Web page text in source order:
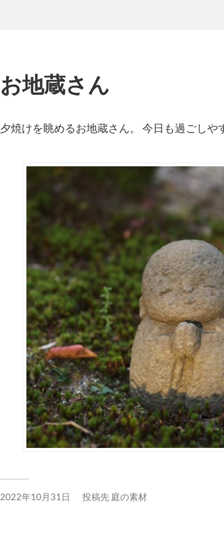
お地蔵さん
夕焼けを眺めるお地蔵さん。 今日も過ごしや
2022年10月31日 投稿先 庭の素材